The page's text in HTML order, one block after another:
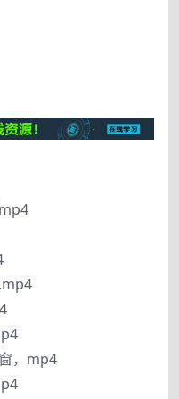
，mp4